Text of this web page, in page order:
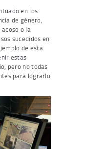
en los
de género,
o la
sucedidos en
de esta
estas
pero no todas
para lograrlo